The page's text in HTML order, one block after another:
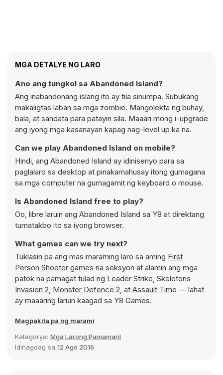
MGA DETALYE NG LARO
Ano ang tungkol sa Abandoned Island?
Ang inabandonang islang ito ay tila sinumpa. Subukang
makaligtas laban sa mga zombie. Mangolekta ng buhay,
bala, at sandata para patayin sila. Maaari mong i-upgrade
ang iyong mga kasanayan kapag nag-level up ka na.
Can we play Abandoned Island on mobile?
Hindi, ang Abandoned Island ay idinisenyo para sa
paglalaro sa desktop at pinakamahusay itong gumagana
sa mga computer na gumagamit ng keyboard o mouse.
Is Abandoned Island free to play?
Oo, libre laruin ang Abandoned Island sa Y8 at direktang
tumatakbo ito sa iyong browser.
What games can we try next?
Tuklasin pa ang mas maraming laro sa aming First
Person Shooter games na seksyon at alamin ang mga
patok na pamagat tulad ng Leader Strike, Skeletons
Invasion 2, Monster Defence 2, at Assault Time — lahat
ay maaaring laruin kaagad sa Y8 Games.
Magpakita pa ng marami
Kategorya: Mga Larong Pamamaril
Idinagdag sa 12 Ago 2016